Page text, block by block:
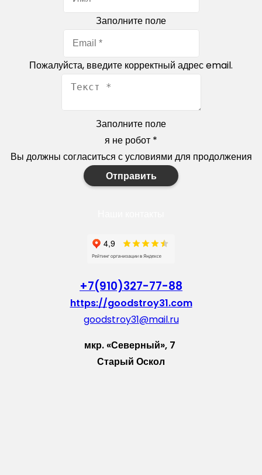
Заполните поле
Пожалуйста, введите корректный адрес email.
Заполните поле
я не робот *
Вы должны согласиться с условиями для продолжения
Отправить
+7(910)327-77-88
https://goodstroy31.com
goodstroy31@mail.ru
мкр. «Северный», 7
Старый Оскол